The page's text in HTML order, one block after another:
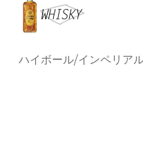
ハイボール/インペリア